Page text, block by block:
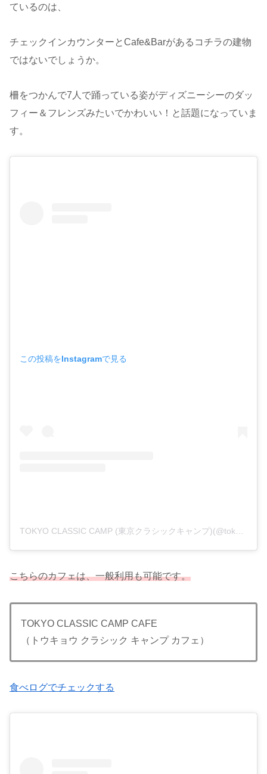
ているのは、
チェックインカウンターとCafe&Barがあるコチラの建物
ではないでしょうか。
柵をつかんで7人で踊っている姿がディズニーシーのダッ
フィー＆フレンズみたいでかわいい！と話題になっていま
す。
この投稿をInstagramで見る
こちらのカフェは、一般利用も可能です。
TOKYO CLASSIC CAMP CAFE
（トウキョウ クラシック キャンプ カフェ）
食べログでチェックする